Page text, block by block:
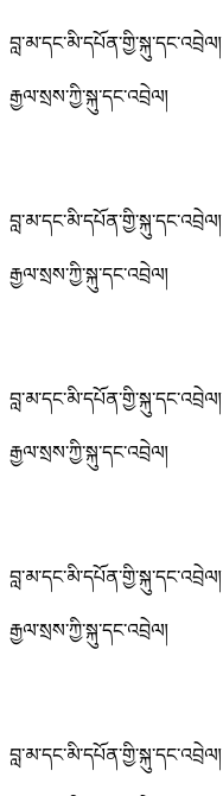
བླ་མ་དང་མི་དཔོན་གྱི་སྐུ་དང་འབྲེལ།
རྒྱལ་སྲས་ཀྱི་སྐུ་དང་འབྲེལ།
བླ་མ་དང་མི་དཔོན་གྱི་སྐུ་དང་འབྲེལ།
རྒྱལ་སྲས་ཀྱི་སྐུ་དང་འབྲེལ།
བླ་མ་དང་མི་དཔོན་གྱི་སྐུ་དང་འབྲེལ།
རྒྱལ་སྲས་ཀྱི་སྐུ་དང་འབྲེལ།
བླ་མ་དང་མི་དཔོན་གྱི་སྐུ་དང་འབྲེལ།
རྒྱལ་སྲས་ཀྱི་སྐུ་དང་འབྲེལ།
བླ་མ་དང་མི་དཔོན་གྱི་སྐུ་དང་འབྲེལ།